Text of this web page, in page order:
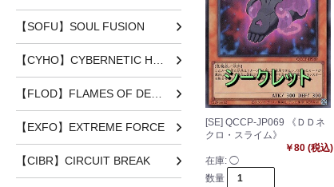
【SOFU】SOUL FUSION
【EXFO】EXTREME FORCE
【CIBR】CIRCUIT BREAK
[SE] QCCP-JP069 《ＤＤネ
クロ・スライム》
￥80 (税込)
在庫: ◯
数量